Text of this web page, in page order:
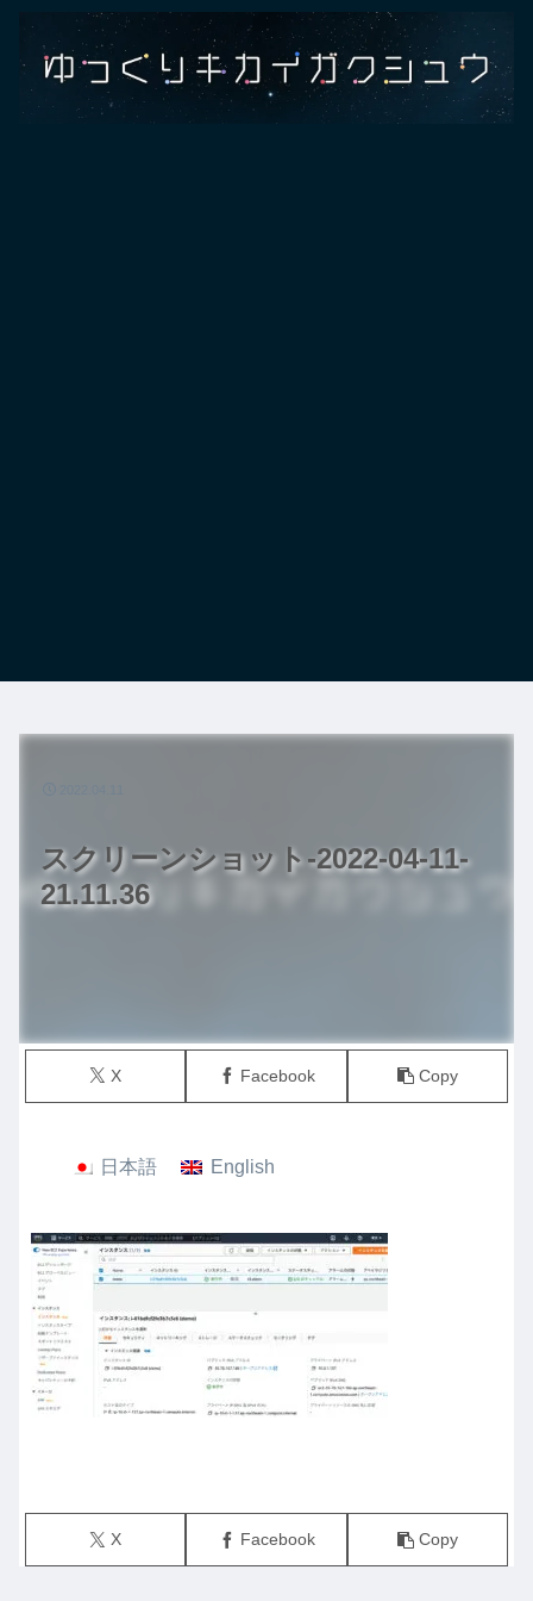
スクリーンショット-2022-04-11-
21.11.36
X Facebook Copy
日本語 English
X Facebook Copy